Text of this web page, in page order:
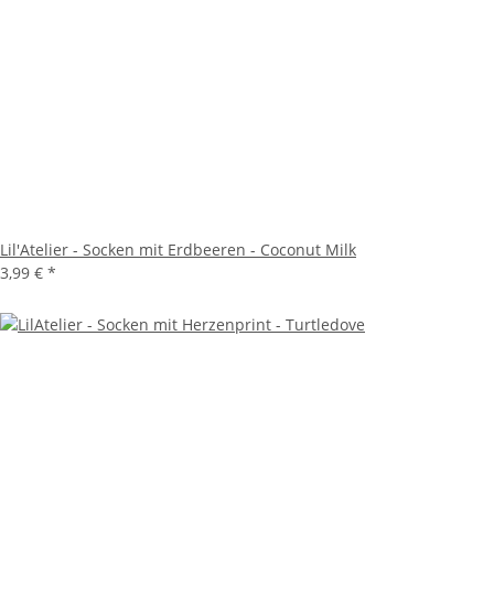
Lil'Atelier - Socken mit Erdbeeren - Coconut Milk
3,99 € *